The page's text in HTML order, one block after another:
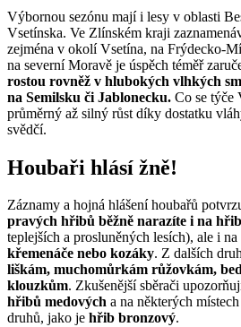
Výbornou sezónu mají i lesy v oblasti
Vsetínska. Ve Zlínském kraji
zejména v okolí Vsetína, na Frýdecko-
na severní Moravě je úspěch téměř
rostou rovněž v hlubokých vlhkých
na Semilsku či Jablonecku. Co se týče
průměrný až silný růst díky dostatku
svědčí.
Houbaři hlásí žně!
Záznamy a hojná hlášení houbařů
pravých hřibů běžně narazíte i na
teplejších a prosluněných lesích), ale i
křemenáče nebo kozáky. Z dalších
liškám, muchomůrkám růžovkám,
klouzkům. Zkušenější sběrači
hřibů medových a na některých
druhů, jako je hřib bronzový.